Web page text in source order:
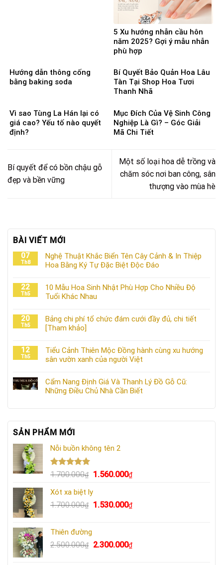
5 Xu hướng nhẫn cầu hôn
năm 2025? Gợi ý mẫu nhẫn
phù hợp
Hướng dẫn thông cống
bằng baking soda
Bí Quyết Bảo Quản Hoa Lâu
Tàn Tại Shop Hoa Tươi
Thanh Nhã
Vì sao Tùng La Hán lại có
giá cao? Yếu tố nào quyết
định?
Mục Đích Của Vệ Sinh Công
Nghiệp Là Gì? – Góc Giải
Mã Chi Tiết
Bí quyết để có bồn chậu gỗ
đẹp và bền vững
Một số loại hoa dễ trồng và
chăm sóc nơi ban công, sân
thượng vào mùa hè
BÀI VIẾT MỚI
07
Th8
Nghệ Thuật Khắc Biển Tên Cây Cảnh & In Thiệp
Hoa Bằng Ký Tự Đặc Biệt Độc Đáo
22
Th5
10 Mẫu Hoa Sinh Nhật Phù Hợp Cho Nhiều Độ
Tuổi Khác Nhau
20
Th5
Bảng chi phí tổ chức đám cưới đầy đủ, chi tiết
[Tham khảo]
12
Th5
Tiểu Cảnh Thiên Mộc Đồng hành cùng xu hướng
sân vườn xanh của người Việt
Cẩm Nang Định Giá Và Thanh Lý Đồ Gỗ Cũ:
Những Điều Chủ Nhà Cần Biết
SẢN PHẨM MỚI
Nỗi buồn không tên 2
Được xếp
5 sao
1.700.000₫
Giá
là:
1.700.000₫.
1.560.000₫Giá
là:
Xót xa biệt ly
1.700.000₫
Giá
1.530.000₫Giá
1.530.000₫.
Thiên đường
2.500.000₫
Giá
2.300.000₫Giá